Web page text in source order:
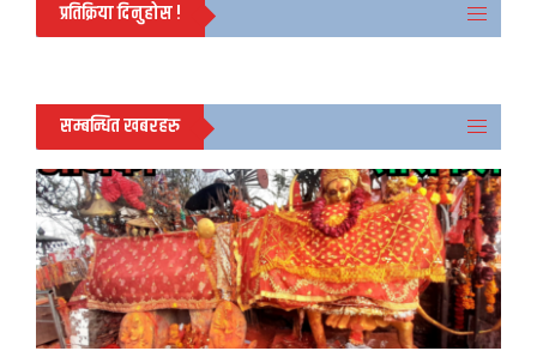
प्रतिक्रिया दिनुहोस !
सम्बन्धित खबरहरु